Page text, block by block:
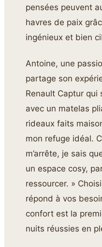
pensées peuvent
havres de paix
ingénieux et bien
Antoine, une
partage son
Renault Captur
avec un matelas
rideaux faits
mon refuge idéal.
m’arrête, je sais
un espace cosy,
ressourcer. »
répond à vos
confort est la
nuits réussies en